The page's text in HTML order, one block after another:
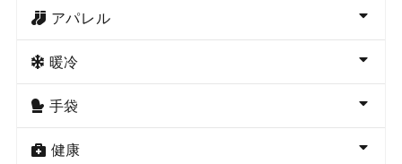
アパレル
暖冷
手袋
健康